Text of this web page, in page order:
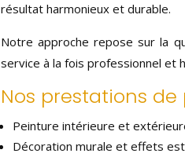
résultat harmonieux et durable.
Notre approche repose sur la
service à la fois professionnel et
Nos prestations
Peinture intérieure et
Décoration murale et effets